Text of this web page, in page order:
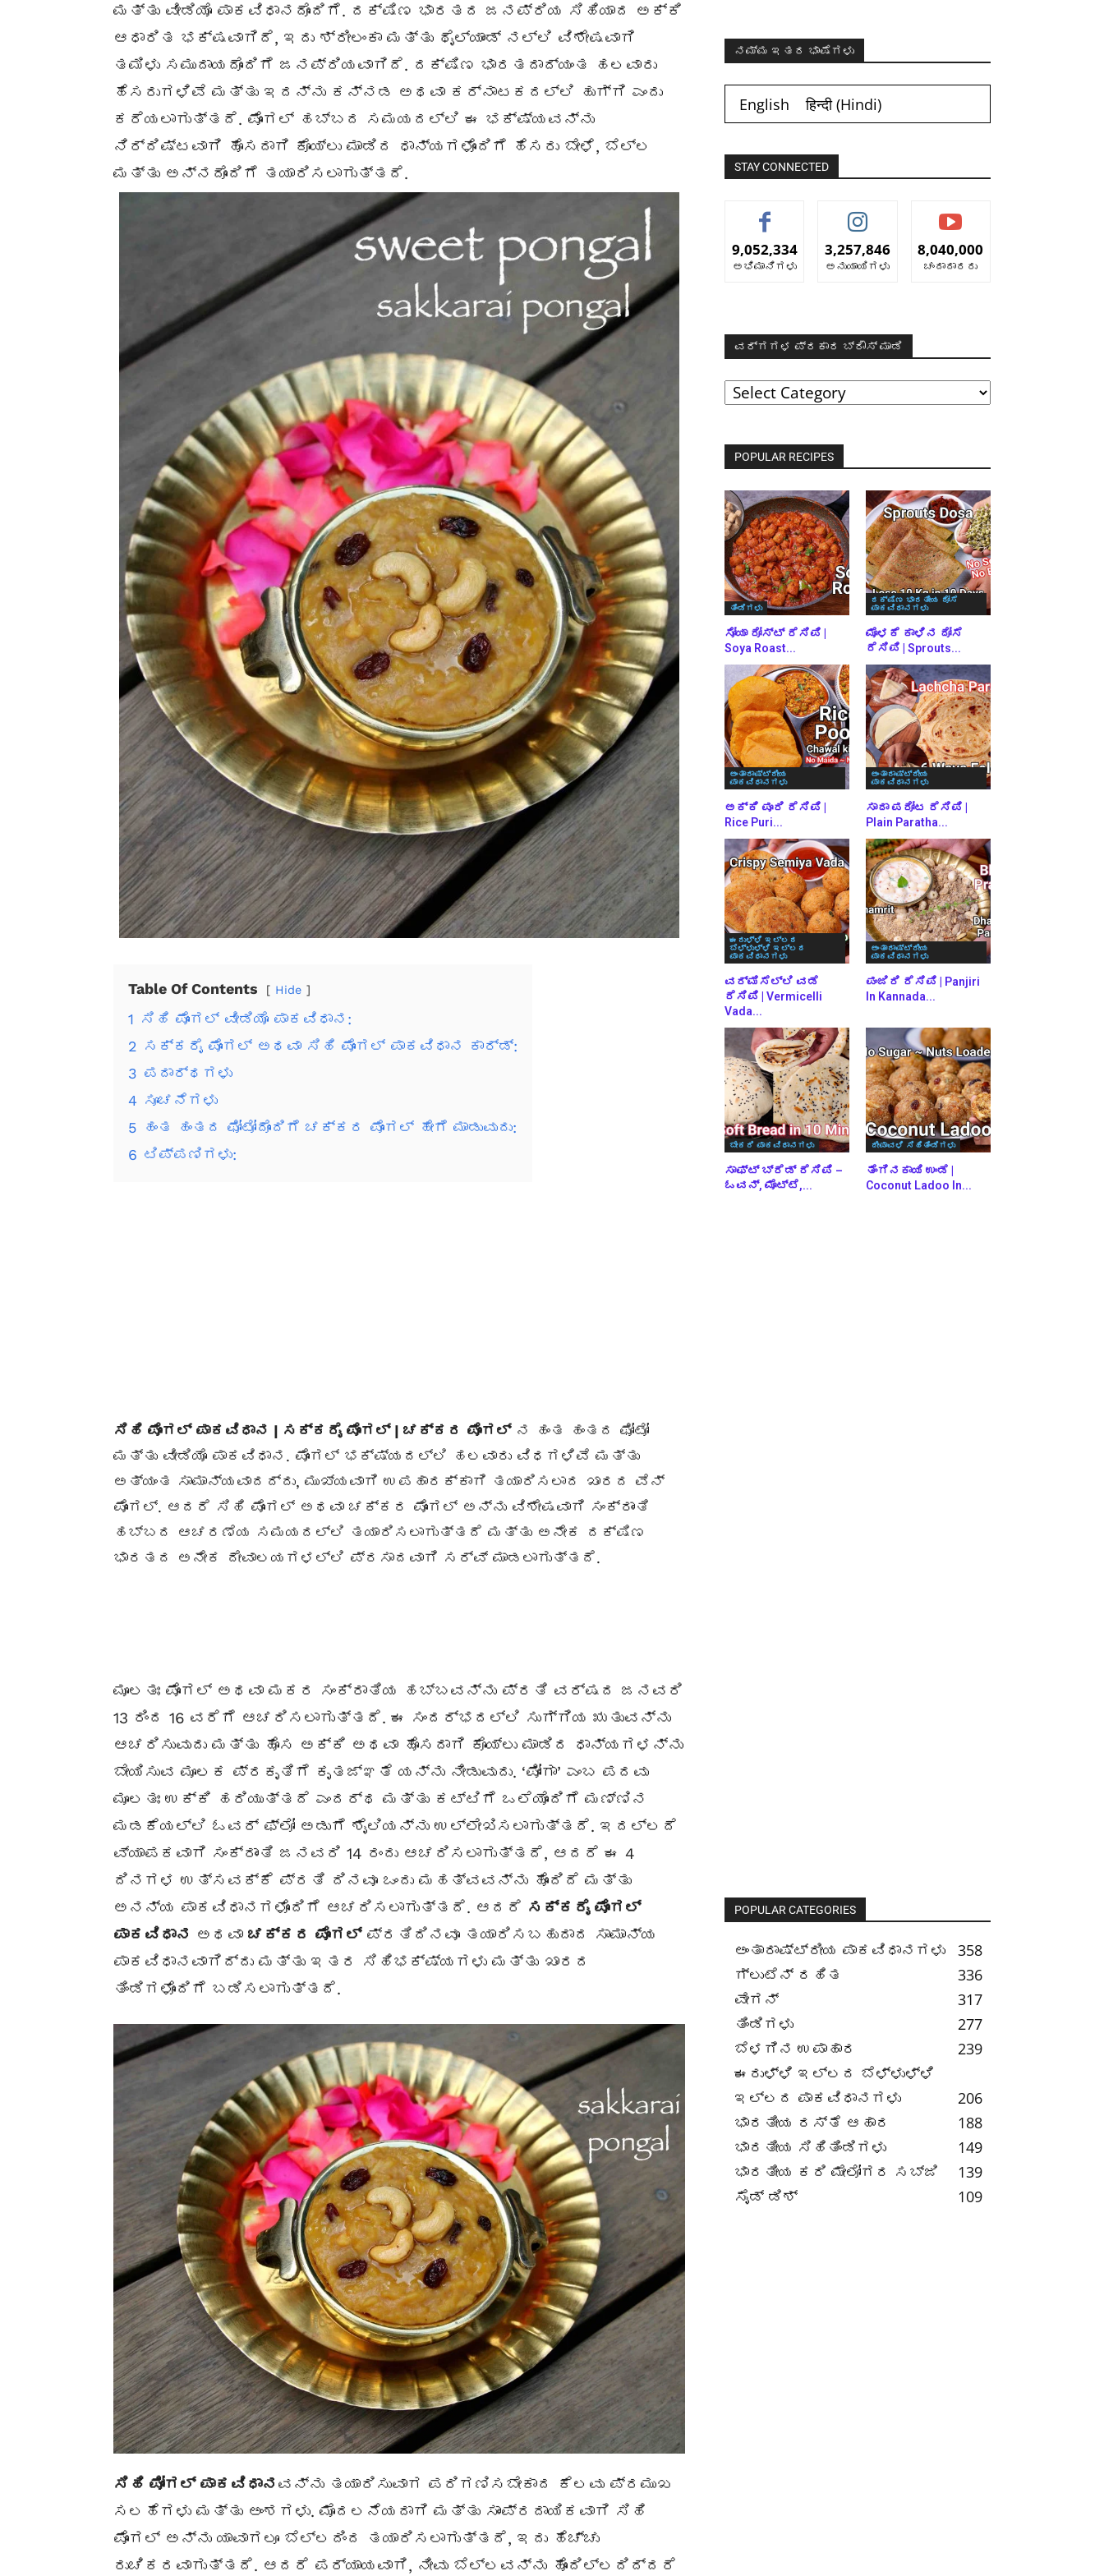
ಮತ್ತು ವೀಡಿಯೊ ಪಾಕವಿಧಾನದೊಂದಿಗೆ. ದಕ್ಷಿಣ ಭಾರತದ ಜನಪ್ರಿಯ ಸಿಹಿಯಾದ ಅಕ್ಕಿ
ಆಧಾರಿತ ಭಕ್ಷವಾಗಿದೆ, ಇದು ಶ್ರೀಲಂಕಾ ಮತ್ತು ಥೈಲ್ಯಾಂಡ್ ನಲ್ಲಿ ವಿಶೇಷವಾಗಿ
ತಮಿಳು ಸಮುದಾಯದೊಂದಿಗೆ ಜನಪ್ರಿಯವಾಗಿದೆ. ದಕ್ಷಿಣ ಭಾರತದಾದ್ಯಂತ ಹಲವಾರು
ಹೆಸರುಗಳಿವೆ ಮತ್ತು ಇದನ್ನು ಕನ್ನಡ ಅಥವಾ ಕರ್ನಾಟಕದಲ್ಲಿ ಹುಗ್ಗಿ ಎಂದು
ಕರೆಯಲಾಗುತ್ತದೆ. ಪೊಂಗಲ್ ಹಬ್ಬದ ಸಮಯದಲ್ಲಿ ಈ ಭಕ್ಷ್ಯವನ್ನು
ನಿರ್ದಿಷ್ಟವಾಗಿ ಹೊಸದಾಗಿ ಕೊಯ್ಲು ಮಾಡಿದ ಧಾನ್ಯಗಳೊಂದಿಗೆ ಹೆಸರು ಬೇಳೆ, ಬೆಲ್ಲ
ಮತ್ತು ಅನ್ನದೊಂದಿಗೆ ತಯಾರಿಸಲಾಗುತ್ತದೆ.
Table Of Contents Hide
1 ಸಿಹಿ ಪೊಂಗಲ್ ವೀಡಿಯೊ ಪಾಕವಿಧಾನ:
2 ಸಕ್ಕರೈ ಪೊಂಗಲ್ ಅಥವಾ ಸಿಹಿ ಪೊಂಗಲ್ ಪಾಕವಿಧಾನ ಕಾರ್ಡ್:
3 ಪದಾರ್ಥಗಳು
4 ಸೂಚನೆಗಳು
5 ಹಂತ ಹಂತದ ಫೋಟೋದೊಂದಿಗೆ ಚಕ್ಕರ ಪೊಂಗಲ್ ಹೇಗೆ ಮಾಡುವುದು:
6 ಟಿಪ್ಪಣಿಗಳು:
ಸಿಹಿ ಪೊಂಗಲ್ ಪಾಕವಿಧಾನ | ಸಕ್ಕರೈ ಪೊಂಗಲ್ | ಚಕ್ಕರ ಪೊಂಗಲ್ನ ಹಂತ ಹಂತದ ಫೋಟೋ
ಮತ್ತು ವೀಡಿಯೊ ಪಾಕವಿಧಾನ. ಪೊಂಗಲ್ ಭಕ್ಷ್ಯದಲ್ಲಿ ಹಲವಾರು ವಿಧಗಳಿವೆ ಮತ್ತು
ಅತ್ಯಂತ ಸಾಮಾನ್ಯವಾದದ್ದು, ಮುಖ್ಯವಾಗಿ ಉಪಹಾರಕ್ಕಾಗಿ ತಯಾರಿಸಲಾದ ಖಾರದ ವೆನ್
ಪೊಂಗಲ್. ಆದರೆ ಸಿಹಿ ಪೊಂಗಲ್ ಅಥವಾ ಚಕ್ಕರ ಪೊಂಗಲ್ ಅನ್ನು ವಿಶೇಷವಾಗಿ ಸಂಕ್ರಾಂತಿ
ಹಬ್ಬದ ಆಚರಣೆಯ ಸಮಯದಲ್ಲಿ ತಯಾರಿಸಲಾಗುತ್ತದೆ ಮತ್ತು ಅನೇಕ ದಕ್ಷಿಣ
ಭಾರತದ ಅನೇಕ ದೇವಾಲಯಗಳಲ್ಲಿ ಪ್ರಸಾದವಾಗಿ ಸರ್ವ್ ಮಾಡಲಾಗುತ್ತದೆ.
ಮೂಲತಃ ಪೊಂಗಲ್ ಅಥವಾ ಮಕರ ಸಂಕ್ರಾತಿಯ ಹಬ್ಬವನ್ನು ಪ್ರತಿ ವರ್ಷದ ಜನವರಿ
13 ರಿಂದ 16 ವರೆಗೆ ಆಚರಿಸಲಾಗುತ್ತದೆ. ಈ ಸಂದರ್ಭದಲ್ಲಿ ಸುಗ್ಗಿಯ ಋತುವನ್ನು
ಆಚರಿಸುವುದು ಮತ್ತು ಹೊಸ ಅಕ್ಕಿ ಅಥವಾ ಹೊಸದಾಗಿ ಕೊಯ್ಲು ಮಾಡಿದ ಧಾನ್ಯಗಳನ್ನು
ಬೇಯಿಸುವ ಮೂಲಕ ಪ್ರಕೃತಿಗೆ ಕೃತಜ್ಞತೆ ಯನ್ನು ನೀಡುವುದು. ‘ಪೋಂಗಾ’ ಎಂಬ ಪದವು
ಮೂಲತಃ ಉಕ್ಕಿ ಹರಿಯುತ್ತದೆ ಎಂದರ್ಥ ಮತ್ತು ಕಟ್ಟಿಗೆ ಒಲೆಯೊಂದಿಗೆ ಮಣ್ಣಿನ
ಮಡಕೆಯಲ್ಲಿ ಓವರ್ ಫ್ಲೋ ಅಡುಗೆ ಶೈಲಿಯನ್ನು ಉಲ್ಲೇಖಿಸಲಾಗುತ್ತದೆ. ಇದಲ್ಲದೆ
ವ್ಯಾಪಕವಾಗಿ ಸಂಕ್ರಾಂತಿ ಜನವರಿ 14 ರಂದು ಆಚರಿಸಲಾಗುತ್ತದೆ, ಆದರೆ ಈ 4
ದಿನಗಳ ಉತ್ಸವಕ್ಕೆ ಪ್ರತಿ ದಿನವೂ ಒಂದು ಮಹತ್ವವನ್ನು ಹೊಂದಿದೆ ಮತ್ತು
ಅನನ್ಯ ಪಾಕವಿಧಾನಗಳೊಂದಿಗೆ ಆಚರಿಸಲಾಗುತ್ತದೆ. ಆದರೆ ಸಕ್ಕರೈ ಪೊಂಗಲ್
ಪಾಕವಿಧಾನ ಅಥವಾ ಚಕ್ಕರ ಪೊಂಗಲ್ಪ್ರತಿದಿನವೂ ತಯಾರಿಸಬಹುದಾದ ಸಾಮಾನ್ಯ
ಪಾಕವಿಧಾನವಾಗಿದ್ದು ಮತ್ತು ಇತರ ಸಿಹಿಭಕ್ಷ್ಯಗಳು ಮತ್ತು ಖಾರದ
ತಿಂಡಿಗಳೊಂದಿಗೆ ಬಡಿಸಲಾಗುತ್ತದೆ.
ಸಿಹಿ ಪೋಂಗಲ್ ಪಾಕವಿಧಾನ ವನ್ನು ತಯಾರಿಸುವಾಗ ಪರಿಗಣಿಸಬೇಕಾದ ಕೆಲವು ಪ್ರಮುಖ
ಸಲಹೆಗಳು ಮತ್ತು ಅಂಶಗಳು. ಮೊದಲನೆಯದಾಗಿ ಮತ್ತು ಸಾಂಪ್ರದಾಯಿಕವಾಗಿ ಸಿಹಿ
ಪೊಂಗಲ್ ಅನ್ನು ಯಾವಾಗಲೂ ಬೆಲ್ಲದಿಂದ ತಯಾರಿಸಲಾಗುತ್ತದೆ, ಇದು ಹೆಚ್ಚು
ರುಚಿಕರವಾಗುತ್ತದೆ. ಆದರೆ ಪರ್ಯಾಯವಾಗಿ, ನೀವು ಬೆಲ್ಲವನ್ನು ಹೊಂದಿಲ್ಲದಿದ್ದರೆ
ನಮ್ಮ ಇತರ ಭಾಷೆಗಳು
English हिन्दी(Hindi)
STAY CONNECTED
9,052,334
ಅಭಿಮಾನಿಗಳು
3,257,846
ಅನುಯಾಯಿಗಳು
8,040,000
ಚಂದಾದಾರರು
ವರ್ಗಗಳ ಪ್ರಕಾರ ಬ್ರೌಸ್ ಮಾಡಿ
ವರ್ಗಗಳ
ಪ್ರಕಾರ
ಬ್ರೌಸ್
POPULAR RECIPES
ತಿಂಡಿಗಳು
ಸೋಯಾ ರೋಸ್ಟ್ ರೆಸಿಪಿ |
Soya Roast...
ದಕ್ಷಿಣ ಭಾರತೀಯ ದೋಸೆ
ಪಾಕವಿಧಾನಗಳು
ಮೊಳಕೆ ಕಾಳಿನ ದೋಸೆ
ರೆಸಿಪಿ | Sprouts...
ಅಂತಾರಾಷ್ಟ್ರೀಯ
ಪಾಕವಿಧಾನಗಳು
ಅಕ್ಕಿ ಪೂರಿ ರೆಸಿಪಿ |
Rice Puri...
ಅಂತಾರಾಷ್ಟ್ರೀಯ
ಪಾಕವಿಧಾನಗಳು
ಸಾದಾ ಪರೋಟ ರೆಸಿಪಿ |
Plain Paratha...
ಈರುಳ್ಳಿ ಇಲ್ಲದ
ಬೆಳ್ಳುಳ್ಳಿ ಇಲ್ಲದ
ಪಾಕವಿಧಾನಗಳು
ವರ್ಮಿಸೆಲ್ಲಿ ವಡೆ
ರೆಸಿಪಿ | Vermicelli
Vada...
ಅಂತಾರಾಷ್ಟ್ರೀಯ
ಪಾಕವಿಧಾನಗಳು
ಪಂಜಿರಿ ರೆಸಿಪಿ | Panjiri
In Kannada...
ಬೇಕರಿ ಪಾಕವಿಧಾನಗಳು
ಸಾಫ್ಟ್ ಬ್ರೆಡ್ ರೆಸಿಪಿ –
ಓವನ್, ಮೊಟ್ಟೆ,...
ದೀಪಾವಳಿ ಸಿಹಿತಿಂಡಿಗಳು
ತೆಂಗಿನಕಾಯಿ ಉಂಡೆ |
Coconut Ladoo In...
POPULAR CATEGORIES
ಅಂತಾರಾಷ್ಟ್ರೀಯ ಪಾಕವಿಧಾನಗಳು
358
ಗ್ಲುಟೆನ್ ರಹಿತ
336
ವೇಗನ್
317
ತಿಂಡಿಗಳು
277
ಬೆಳಗಿನ ಉಪಾಹಾರ
239
ಈರುಳ್ಳಿ ಇಲ್ಲದ ಬೆಳ್ಳುಳ್ಳಿ
ಇಲ್ಲದ ಪಾಕವಿಧಾನಗಳು
206
ಭಾರತೀಯ ರಸ್ತೆ ಆಹಾರ
188
ಭಾರತೀಯ ಸಿಹಿತಿಂಡಿಗಳು
149
ಭಾರತೀಯ ಕರಿ ಮೇಲೋಗರ ಸಬ್ಜಿ
139
ಸೈಡ್ ಡಿಶ್
109